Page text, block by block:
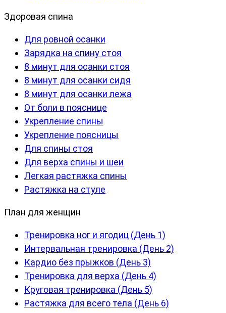
Здоровая спина
Для ровной осанки
Зарядка на спину стоя
8 минут для осанки стоя
8 минут для осанки сидя
8 минут для осанки лежа
От боли в пояснице
Укрепление спины
Укрепление поясницы
Для спины стоя
Для верха спины и шеи
Легкая растяжка спины
Растяжка на стуле
План для женщин
Тренировка ног и ягодиц (День 1)
Интервальная тренировка (День 2)
Кардио без прыжков (День 3)
Тренировка для верха (День 4)
Круговая тренировка (День 5)
Растяжка для всего тела (День 6)